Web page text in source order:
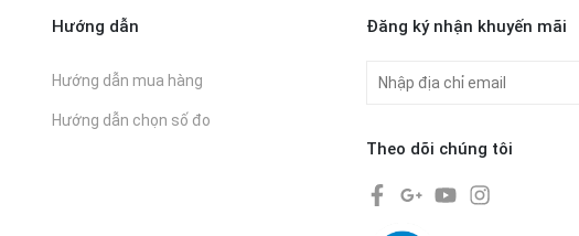
Hướng dẫn
Hướng dẫn mua hàng
Hướng dẫn chọn số đo
Đăng ký nhận khuyến mãi
Theo dõi chúng tôi